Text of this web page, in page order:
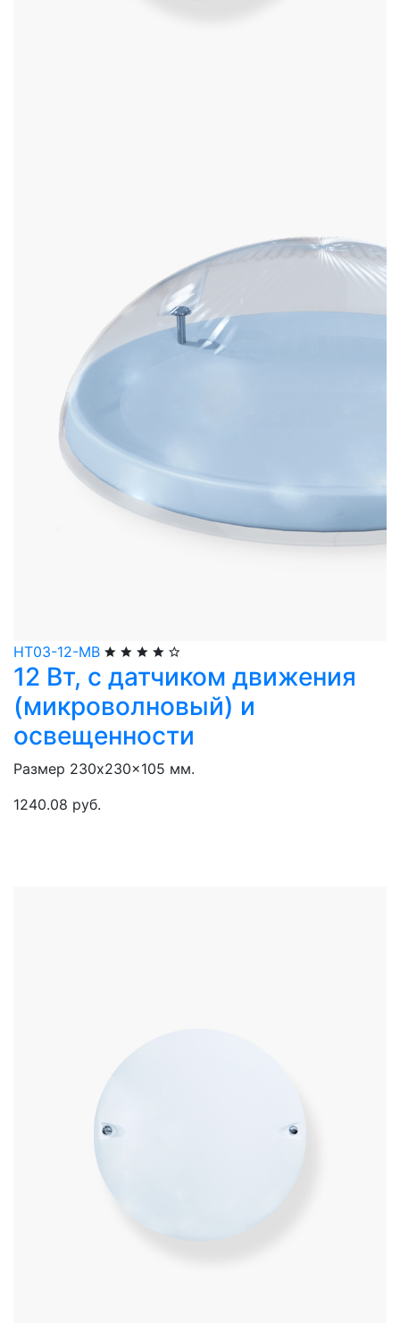
НТ03-12-МВ
12 Вт, с датчиком движения
(микроволновый) и
освещенности
Размер 230x230x105 мм.
1240.08 руб.